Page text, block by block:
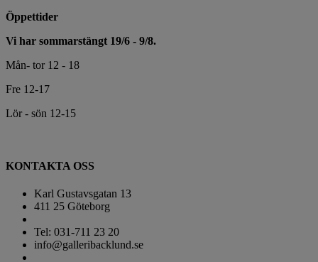
Öppettider
Vi har sommarstängt 19/6 - 9/8.
Mån- tor 12 - 18
Fre 12-17
Lör - sön 12-15
KONTAKTA OSS
Karl Gustavsgatan 13
411 25 Göteborg
Tel: 031-711 23 20
info@galleribacklund.se